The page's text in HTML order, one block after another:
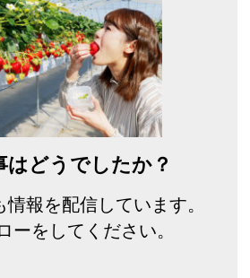
はどうでしたか？
報を配信しています。
ーをしてください。